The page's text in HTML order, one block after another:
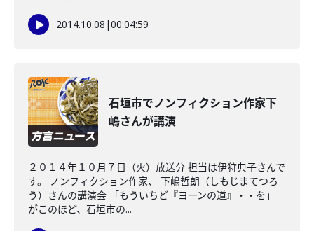
2014.10.08 |00:04:59
石垣市でノンフィクション作家下
嶋さんが講演
２０１４年１０月７日（火）放送分 担当は伊狩典子さんで
す。 ノンフィクション作家、 下嶋哲朗（しもじまてつろ
う）さんの講演会 「もういちど『ヨーンの道』・・を」
がこのほど、石垣市の...